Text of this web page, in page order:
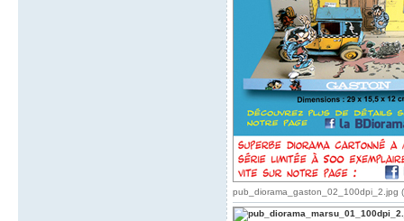
pub_diorama_gaston_02_100dpi_2.jpg